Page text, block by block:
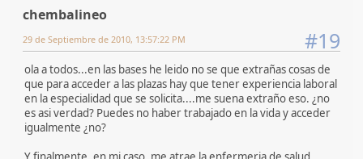
chembalineo
#19
29 de Septiembre de 2010, 13:57:22 PM
ola a todos...en las bases he leido no se que extrañas cosas de
que para acceder a las plazas hay que tener experiencia laboral
en la especialidad que se solicita....me suena extraño eso. ¿no
es asi verdad? Puedes no haber trabajado en la vida y acceder
igualmente ¿no?